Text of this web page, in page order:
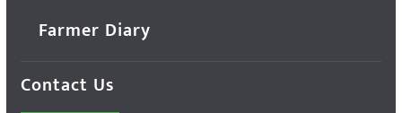
Farmer Diary
Contact Us